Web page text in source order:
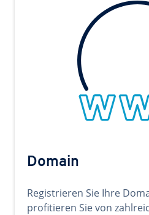
Domain
Registrieren Sie Ihre
profitieren Sie von